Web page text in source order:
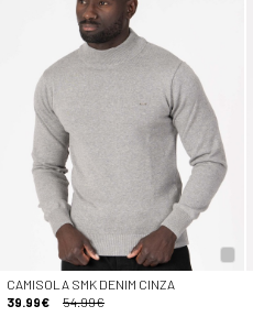
CAMISOLA SMK DENIM CINZA
39.99€
54.99€